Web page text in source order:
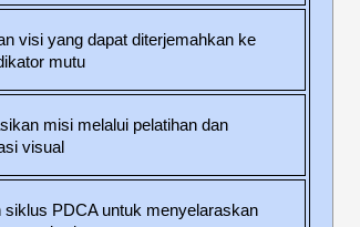
visi yang dapat diterjemahkan ke
mutu
misi melalui pelatihan dan
visual
siklus PDCA untuk menyelaraskan